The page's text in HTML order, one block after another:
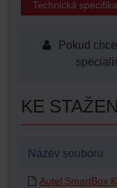
Technická
Pokud
KE
Název souboru
Autel SmartBox